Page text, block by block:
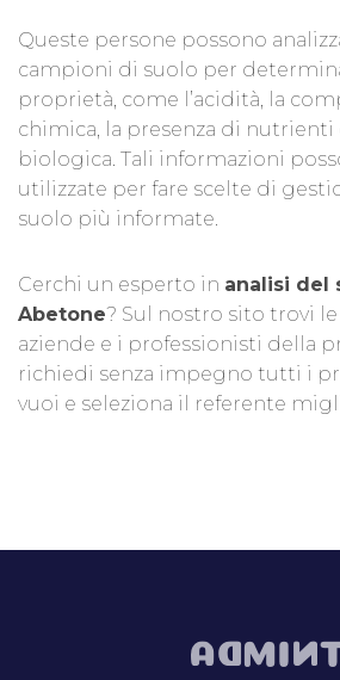
Queste persone possono
campioni di suolo per
proprietà, come l’acidità, la
chimica, la presenza di nutrienti
biologica. Tali informazioni
utilizzate per fare scelte di
suolo più informate.
Cerchi un esperto in analisi del
Abetone? Sul nostro sito trovi
aziende e i professionisti della
richiedi senza impegno tutti i
vuoi e seleziona il referente